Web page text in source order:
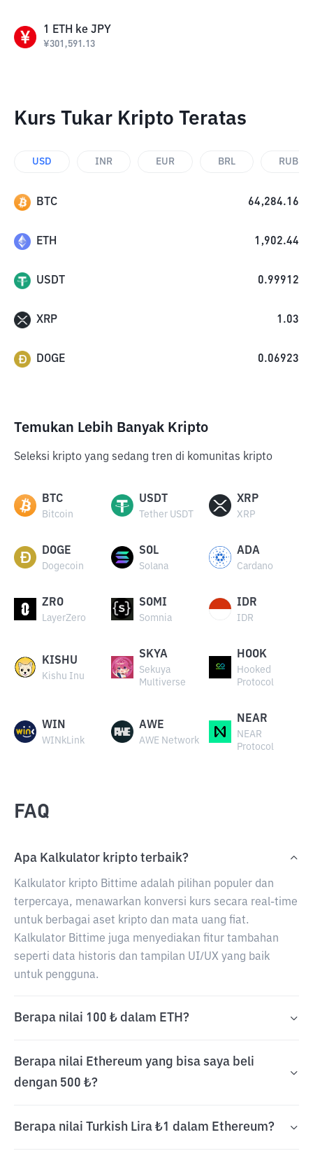
1 ETH ke JPY
¥301,591.13
Kurs Tukar Kripto Teratas
USD INR EUR BRL RUB
BTC 64,284.16
ETH 1,902.44
USDT 0.99912
XRP 1.03
DOGE 0.06923
Temukan Lebih Banyak Kripto
Seleksi kripto yang sedang tren di komunitas kripto
BTC
Bitcoin
USDT
Tether USDT
XRP
XRP
DOGE
Dogecoin
SOL
Solana
ADA
Cardano
ZRO
LayerZero
SOMI
Somnia
IDR
IDR
KISHU
Kishu Inu
SKYA
Sekuya
Multiverse
HOOK
Hooked
Protocol
WIN
WINkLink
AWE
AWE Network
NEAR
NEAR
Protocol
FAQ
Apa Kalkulator kripto terbaik?
Kalkulator kripto Bittime adalah pilihan populer dan
terpercaya, menawarkan konversi kurs secara real-time
untuk berbagai aset kripto dan mata uang fiat.
Kalkulator Bittime juga menyediakan fitur tambahan
seperti data historis dan tampilan UI/UX yang baik
untuk pengguna.
Berapa nilai 100 ₺ dalam ETH?
Berapa nilai Ethereum yang bisa saya beli
dengan 500 ₺?
Berapa nilai Turkish Lira ₺1 dalam Ethereum?